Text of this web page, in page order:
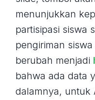
menunjukkan
partisipasi siswa
pengiriman
berubah menjadi
bahwa ada data
dalamnya, untuk